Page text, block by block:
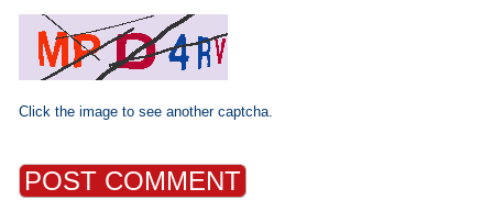
Click the image to see another captcha.